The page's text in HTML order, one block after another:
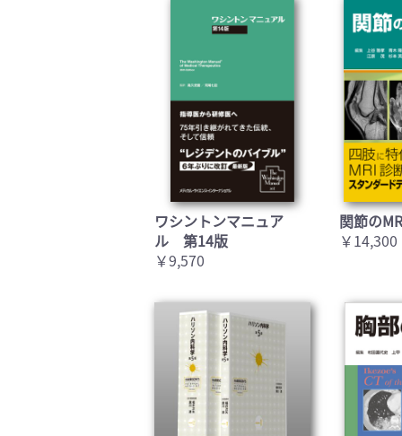
ワシントンマニュア
ル 第14版
￥9,570
関節の
￥14,300